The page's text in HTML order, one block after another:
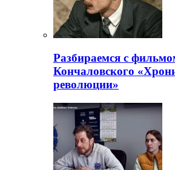
Разбираемся с
Кончаловского
революции»